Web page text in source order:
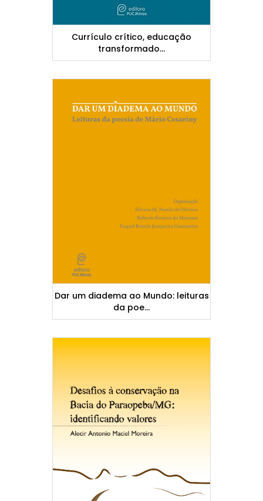
Currículo crítico, educação
transformado...
Dar um diadema ao Mundo: leituras
da poe...